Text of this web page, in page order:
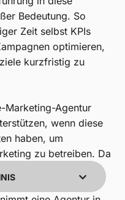
SEHR GUT
Blick aufs
Bedeutung. So
Zeit selbst KPIs
optimieren,
kurzfristig zu
Marketing-Agentur
wenn diese
haben, um
zu betreiben. Da
Art der
Kontinuität und